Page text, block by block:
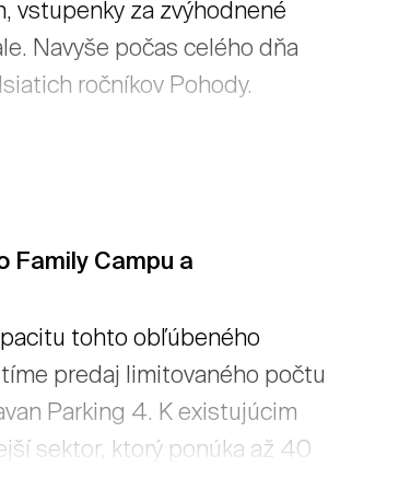
vstupenky za zvýhodnené
Navyše počas celého dňa
ročníkov Pohody.
Family Campu a
tohto obľúbeného
predaj limitovaného počtu
Parking 4. K existujúcim
sektor, ktorý ponúka až 40
možná len v prípade, ak